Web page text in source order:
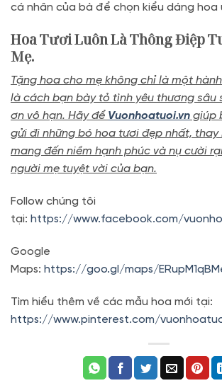
cá nhân của bà để chọn kiểu dáng hoa
Hoa Tươi Luôn Là Thông Điệp
Mẹ.
Tặng hoa cho mẹ không chỉ là một
là cách bạn bày tỏ tình yêu thương sâu
ơn vô hạn. Hãy để Vuonhoatuoi.vn giúp
gửi đi những bó hoa tươi đẹp nhất, thay
mang đến niềm hạnh phúc và nụ cười
người mẹ tuyệt vời của bạn.
Follow chúng tôi
tại: https://www.facebook.com/
Google
Maps: https://goo.gl/maps/
Tìm hiểu thêm về các mẫu hoa mới tại:
https://www.pinterest.com/